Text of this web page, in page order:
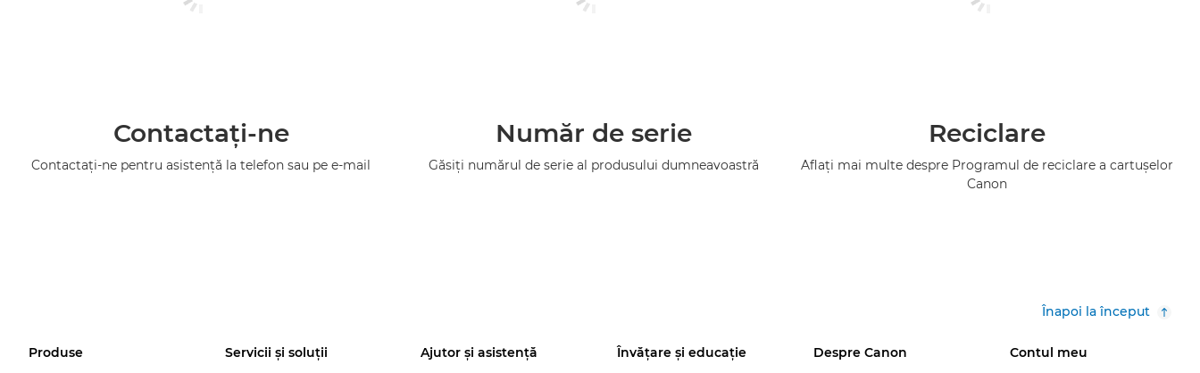
Contactaţi-ne
Contactaţi-ne pentru asistenţă la telefon sau pe e-mail
Număr de serie
Găsiţi numărul de serie al produsului dumneavoastră
Reciclare
Aflaţi mai multe despre Programul de reciclare a cartuşelor
Canon
Înapoi la început
Produse Servicii şi soluţii Ajutor şi asistenţă Învăţare şi educaţie Despre Canon Contul meu